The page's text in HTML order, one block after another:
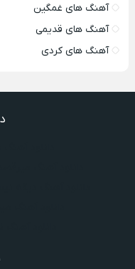
آهنگ های غمگین
آهنگ های قدیمی
آهنگ های کردی